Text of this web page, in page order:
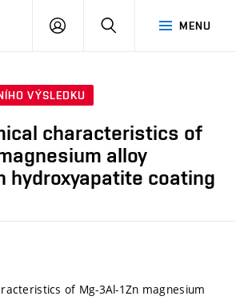
MENU
PŘIHLÁSIT
VÝSLEDKU
characteristics of
alloy
hydroxyapatite coating
of Mg-3Al-1Zn magnesium